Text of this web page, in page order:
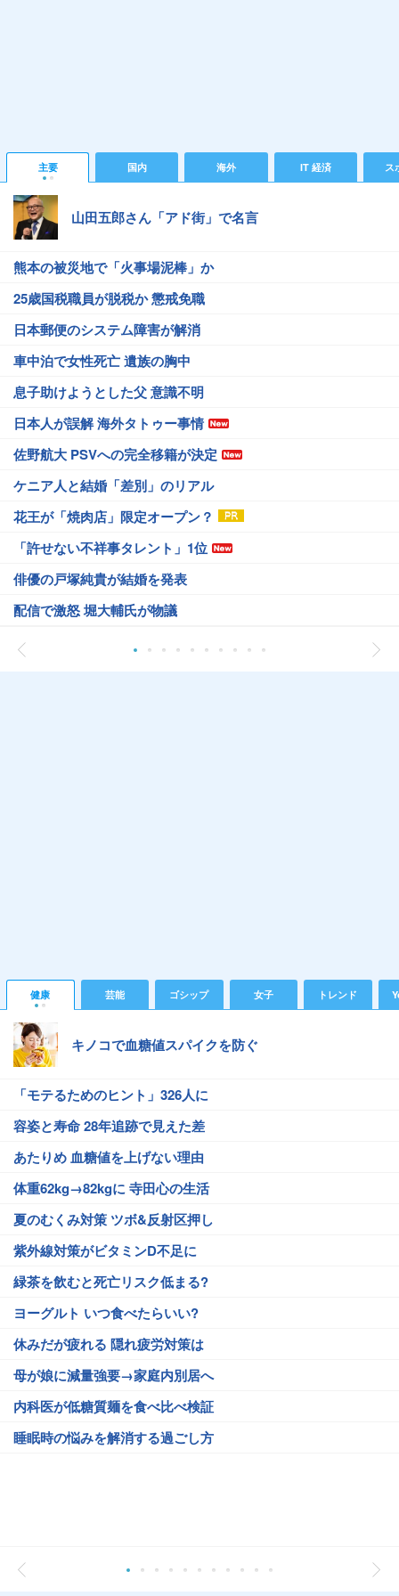
主要 国内 海外 IT 経済 ス
山田五郎さん「アド街」で名言
熊本の被災地で「火事場泥棒」か
25歳国税職員が脱税か 懲戒免職
日本郵便のシステム障害が解消
車中泊で女性死亡 遺族の胸中
息子助けようとした父 意識不明
日本人が誤解 海外タトゥー事情
佐野航大 PSVへの完全移籍が決定
ケニア人と結婚「差別」のリアル
花王が「焼肉店」限定オープン？
「許せない不祥事タレント」1位
俳優の戸塚純貴が結婚を発表
配信で激怒 堀大輔氏が物議
健康 芸能 ゴシップ 女子 トレンド
キノコで血糖値スパイクを防ぐ
「モテるためのヒント」326人に
容姿と寿命 28年追跡で見えた差
あたりめ 血糖値を上げない理由
体重62kg→82kgに 寺田心の生活
夏のむくみ対策 ツボ&反射区押し
紫外線対策がビタミンD不足に
緑茶を飲むと死亡リスク低まる?
ヨーグルト いつ食べたらいい?
休みだが疲れる 隠れ疲労対策は
母が娘に減量強要→家庭内別居へ
内科医が低糖質麺を食べ比べ検証
睡眠時の悩みを解消する過ごし方